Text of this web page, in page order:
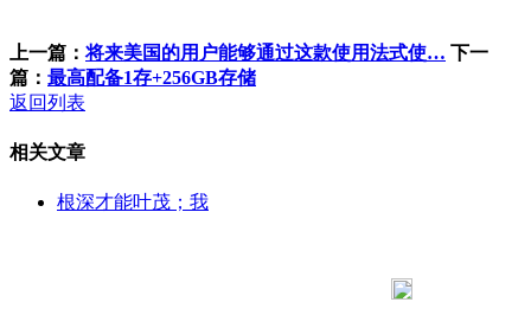
上一篇：将来美国的用户能够通过这款使用法式使… 下一
篇： 最高配备1存+256GB存储
返回列表
相关文章
根深才能叶茂；我